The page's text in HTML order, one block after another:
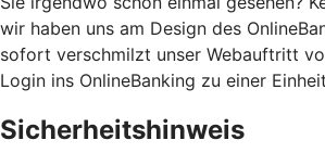
wir haben uns am Design des
sofort verschmilzt unser Webauftritt
Login ins OnlineBanking zu einer
Sicherheitshinweis